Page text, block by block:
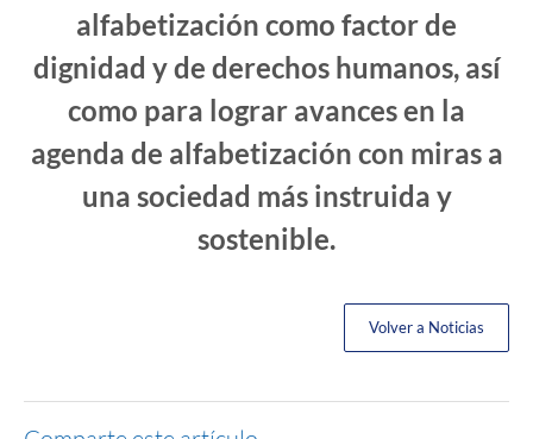
alfabetización como factor de
dignidad y de derechos humanos, así
como para lograr avances en la
agenda de alfabetización con miras a
una sociedad más instruida y
sostenible.
Volver a Noticias